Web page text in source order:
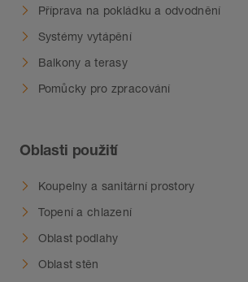
Příprava na pokládku a odvodnění
Systémy vytápění
Balkony a terasy
Pomůcky pro zpracování
Oblasti použití
Koupelny a sanitární prostory
Topení a chlazení
Oblast podlahy
Oblast stěn